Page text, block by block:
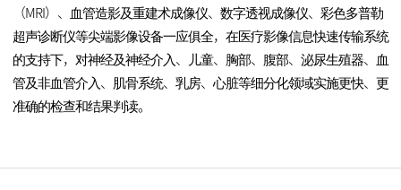
（MRI）、血管造影及重建术成像仪、数字透视成像仪、彩色多普勒
超声诊断仪等尖端影像设备一应俱全，在医疗影像信息快速传输系统
的支持下，对神经及神经介入、儿童、胸部、腹部、泌尿生殖器、血
管及非血管介入、肌骨系统、乳房、心脏等细分化领域实施更快、更
准确的检查和结果判读。